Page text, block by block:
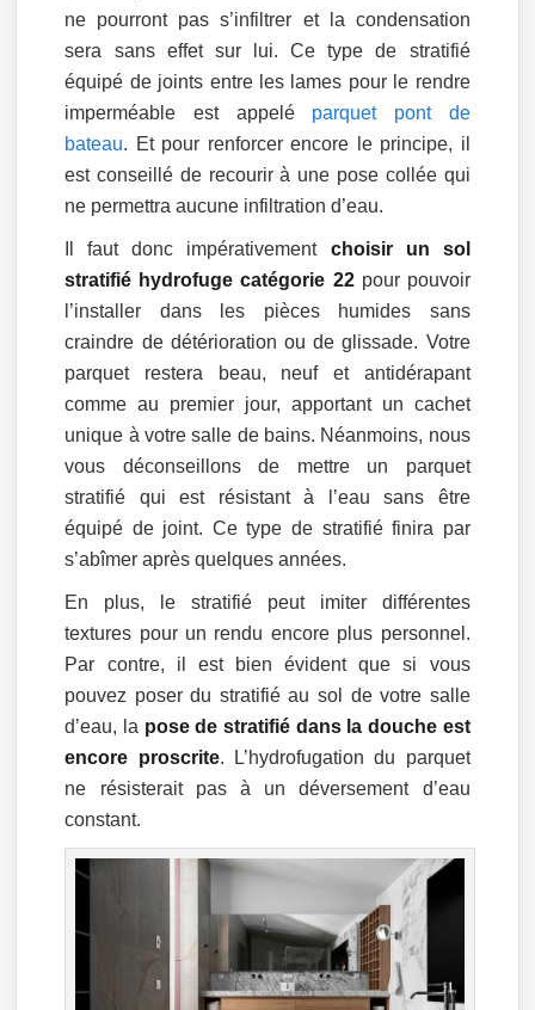
ne pourront pas s’infiltrer et la condensation
sera sans effet sur lui. Ce type de stratifié
équipé de joints entre les lames pour le rendre
imperméable est appelé parquet pont de
bateau. Et pour renforcer encore le principe, il
est conseillé de recourir à une pose collée qui
ne permettra aucune infiltration d’eau.
Il faut donc impérativement choisir un sol
stratifié hydrofuge catégorie 22pour pouvoir
l’installer dans les pièces humides sans
craindre de détérioration ou de glissade. Votre
parquet restera beau, neuf et antidérapant
comme au premier jour, apportant un cachet
unique à votre salle de bains. Néanmoins, nous
vous déconseillons de mettre un parquet
stratifié qui est résistant à l’eau sans être
équipé de joint. Ce type de stratifié finira par
s’abîmer après quelques années.
En plus, le stratifié peut imiter différentes
textures pour un rendu encore plus personnel.
Par contre, il est bien évident que si vous
pouvez poser du stratifié au sol de votre salle
d’eau, la pose de stratifié dans la douche est
encore proscrite. L’hydrofugation du parquet
ne résisterait pas à un déversement d’eau
constant.